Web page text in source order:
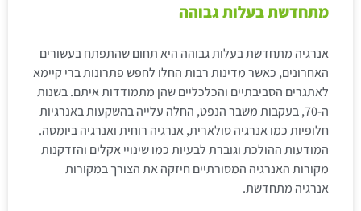
מתחדשת בעלות גבוהה
אנרגיה מתחדשת בעלות גבוהה היא תחום שהתפתח בעשורים
האחרונים, כאשר מדינות רבות החלו לחפש פתרונות ברי קיימא
לאתגרים הסביבתיים והכלכליים שהן מתמודדות איתם. בשנות
ה-70, בעקבות משבר הנפט, החלה עלייה בהשקעות באנרגיות
חלופיות כמו אנרגיה סולארית, אנרגיה רוחית ואנרגיה ביומסה.
המודעות ההולכת וגוברת לבעיות כמו שינויי אקלים והזדקנות
מקורות האנרגיה המסורתיים חיזקה את הצורך במקורות
אנרגיה מתחדשת.